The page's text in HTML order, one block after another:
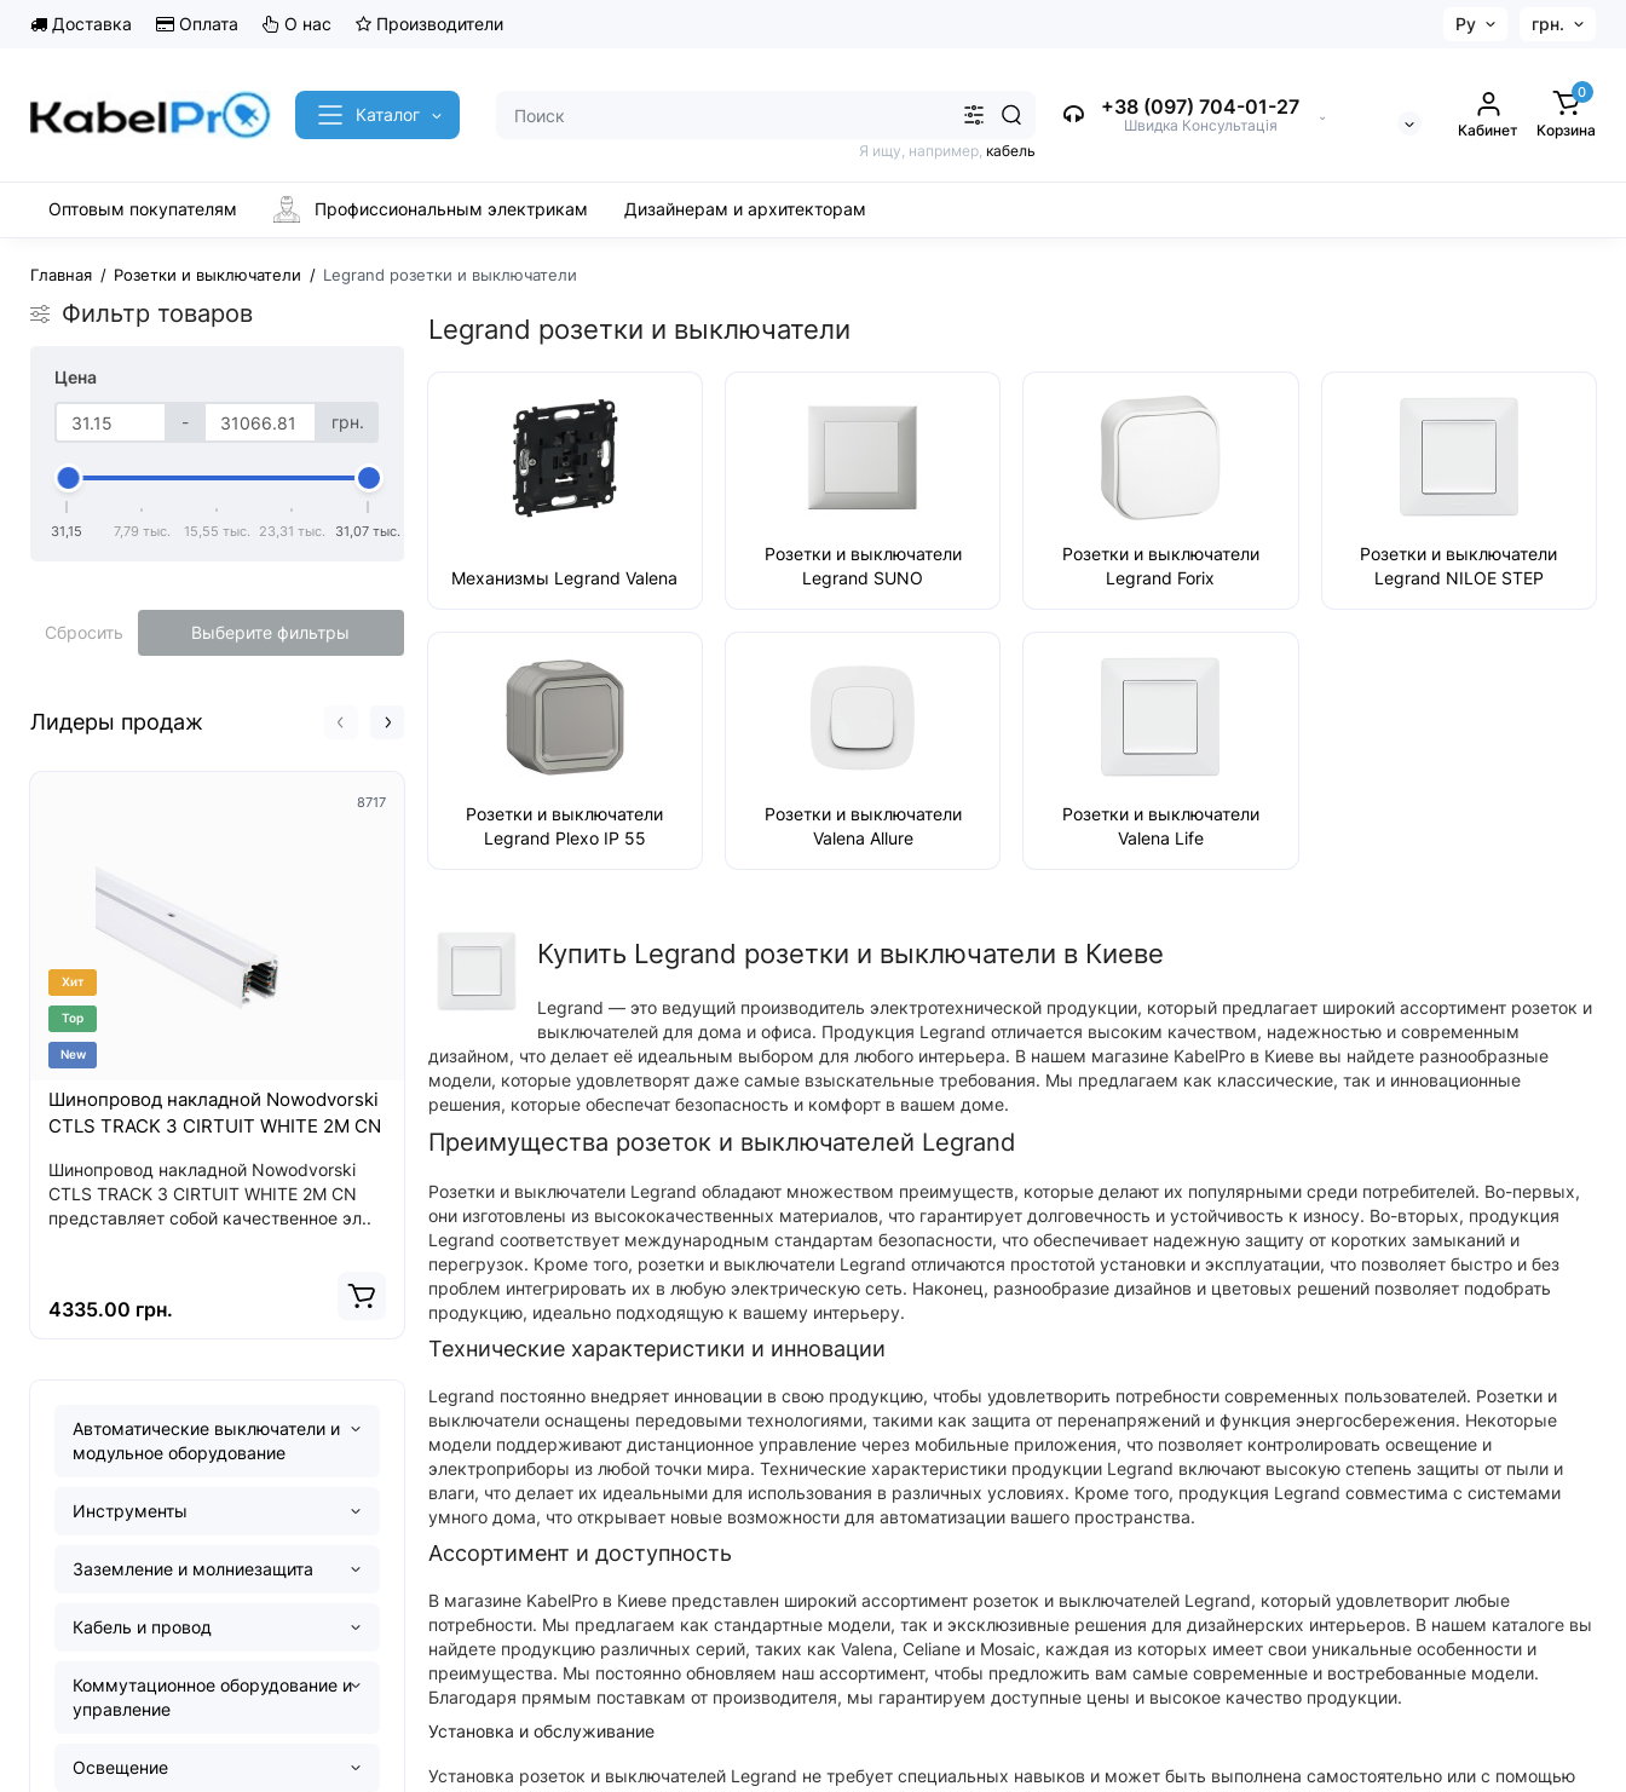
Доставка Оплата О нас Производители Ру грн.
Каталог
Я ищу, например, кабель
+38 (097) 704-01-27
Швидка Консультація
⌄
Кабинет
0
Корзина
Оптовым покупателям Профиссиональным электрикам Дизайнерам и архитекторам
Главная Розетки и выключатели Legrand розетки и выключатели
Фильтр товаров
Цена
- грн.
31,15 7,79 тыс. 15,55 тыс. 23,31 тыс. 31,07 тыс.
Сбросить Выберите фильтры
Лидеры продаж
8717
Хит
Top
New
Шинопровод накладной Nowodvorski
CTLS TRACK 3 CIRTUIT WHITE 2M CN
Шинопровод накладной Nowodvorski
CTLS TRACK 3 CIRTUIT WHITE 2M CN
представляет собой качественное эл..
4335.00 грн.
New
Светодиодная панель Nowodvorski
WHITE CN
Светодиодная панель Nowodvorski CL
ITAKA LED 40W, 3000K, 100° WHITE CN
представляет собой качественн..
2583.00 грн.
Top
New
Абажур Nowodvorski CAMELEON
LV NB/G PL - это стильное и
функциональное освещение, которое
стане..
10767.00 грн.
Top
New
Линейный светильник Nowodvorski CL
OFFICE PRO LED 150, 40W, 4000K
BLACK PL - это качественный и стил..
Автоматические выключатели и
модульное оборудование
Инструменты
Заземление и молниезащита
Кабель и провод
Коммутационное оборудование и
управление
Освещение
Legrand розетки и выключатели
Механизмы Legrand Valena
Розетки и выключатели
Legrand SUNO
Розетки и выключатели
Legrand Forix
Розетки и выключатели
Legrand NILOE STEP
Розетки и выключатели
Legrand Plexo IP 55
Розетки и выключатели
Valena Allure
Розетки и выключатели
Valena Life
Купить Legrand розетки и выключатели в Киеве
Legrand — это ведущий производитель электротехнической продукции, который предлагает широкий ассортимент розеток и
выключателей для дома и офиса. Продукция Legrand отличается высоким качеством, надежностью и современным
дизайном, что делает её идеальным выбором для любого интерьера. В нашем магазине KabelPro в Киеве вы найдете разнообразные
модели, которые удовлетворят даже самые взыскательные требования. Мы предлагаем как классические, так и инновационные
решения, которые обеспечат безопасность и комфорт в вашем доме.
Преимущества розеток и выключателей Legrand
Розетки и выключатели Legrand обладают множеством преимуществ, которые делают их популярными среди потребителей. Во-первых,
они изготовлены из высококачественных материалов, что гарантирует долговечность и устойчивость к износу. Во-вторых, продукция
Legrand соответствует международным стандартам безопасности, что обеспечивает надежную защиту от коротких замыканий и
перегрузок. Кроме того, розетки и выключатели Legrand отличаются простотой установки и эксплуатации, что позволяет быстро и без
проблем интегрировать их в любую электрическую сеть. Наконец, разнообразие дизайнов и цветовых решений позволяет подобрать
продукцию, идеально подходящую к вашему интерьеру.
Технические характеристики и инновации
Legrand постоянно внедряет инновации в свою продукцию, чтобы удовлетворить потребности современных пользователей. Розетки и
выключатели оснащены передовыми технологиями, такими как защита от перенапряжений и функция энергосбережения. Некоторые
модели поддерживают дистанционное управление через мобильные приложения, что позволяет контролировать освещение и
электроприборы из любой точки мира. Технические характеристики продукции Legrand включают высокую степень защиты от пыли и
влаги, что делает их идеальными для использования в различных условиях. Кроме того, продукция Legrand совместима с системами
умного дома, что открывает новые возможности для автоматизации вашего пространства.
Ассортимент и доступность
В магазине KabelPro в Киеве представлен широкий ассортимент розеток и выключателей Legrand, который удовлетворит любые
потребности. Мы предлагаем как стандартные модели, так и эксклюзивные решения для дизайнерских интерьеров. В нашем каталоге вы
найдете продукцию различных серий, таких как Valena, Celiane и Mosaic, каждая из которых имеет свои уникальные особенности и
преимущества. Мы постоянно обновляем наш ассортимент, чтобы предложить вам самые современные и востребованные модели.
Благодаря прямым поставкам от производителя, мы гарантируем доступные цены и высокое качество продукции.
Установка и обслуживание
Установка розеток и выключателей Legrand не требует специальных навыков и может быть выполнена самостоятельно или с помощью